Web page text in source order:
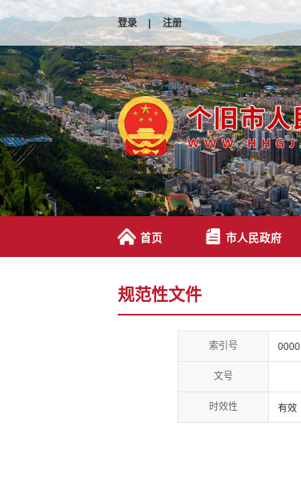
登录 | 注册
首页 市人民政府
规范性文件
索引号
文号
时效性 有效